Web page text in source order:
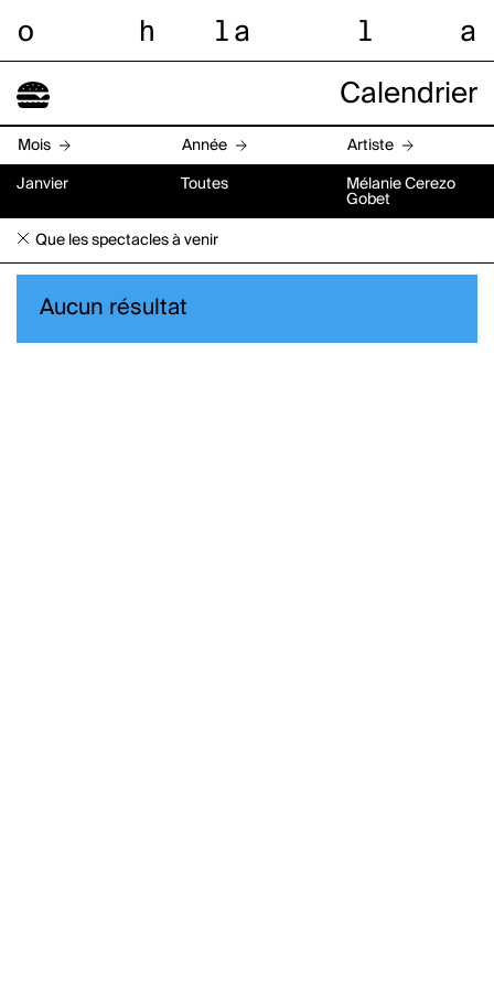
o h l a l a
Calendrier
Mois Année Artiste
Janvier Toutes
Mélanie Cerezo
Gobet
Que les spectacles à venir
Aucun résultat